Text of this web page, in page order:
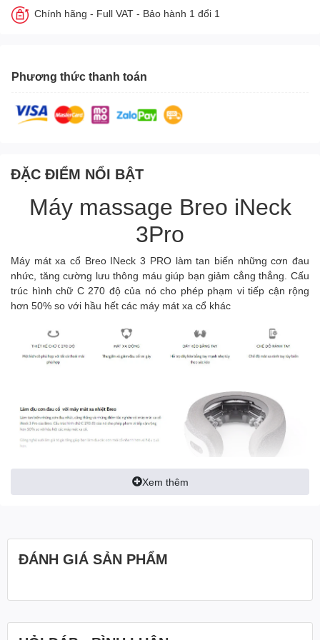
Chính hãng - Full VAT - Bảo hành 1 đổi 1
Phương thức thanh toán
ĐẶC ĐIỂM NỔI BẬT
Máy massage Breo iNeck
3Pro
Máy mát xa cổ Breo INeck 3 PRO làm tan biến những cơn đau
nhức, tăng cường lưu thông máu giúp bạn giảm cẳng thẳng. Cấu
trúc hình chữ C 270 độ của nó cho phép phạm vi tiếp cận rộng
hơn 50% so với hầu hết các máy mát xa cổ khác
Xem thêm
ĐÁNH GIÁ SẢN PHẨM